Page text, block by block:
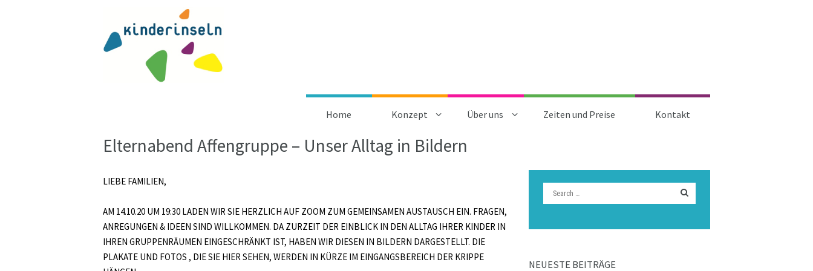
Home Konzept Über uns Zeiten und Preise Kontakt
Elternabend Affengruppe – Unser Alltag in Bildern
LIEBE FAMILIEN,
AM 14.10.20 UM 19:30 LADEN WIR SIE HERZLICH AUF ZOOM ZUM GEMEINSAMEN AUSTAUSCH EIN. FRAGEN,
ANREGUNGEN & IDEEN SIND WILLKOMMEN. DA ZURZEIT DER EINBLICK IN DEN ALLTAG IHRER KINDER IN
IHREN GRUPPENRÄUMEN EINGESCHRÄNKT IST, HABEN WIR DIESEN IN BILDERN DARGESTELLT. DIE
PLAKATE UND FOTOS , DIE SIE HIER SEHEN, WERDEN IN KÜRZE IM EINGANGSBEREICH DER KRIPPE
NEUESTE BEITRÄGE